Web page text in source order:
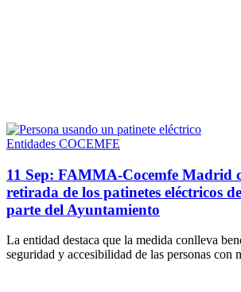
Entidades COCEMFE
11 Sep: FAMMA-Cocemfe Madrid
retirada de los patinetes eléctricos
parte del Ayuntamiento
La entidad destaca que la medida conlleva
seguridad y accesibilidad de las personas con